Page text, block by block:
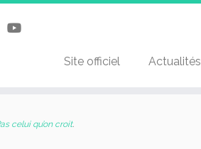
Site officiel Actualités
celui qu’on croit.